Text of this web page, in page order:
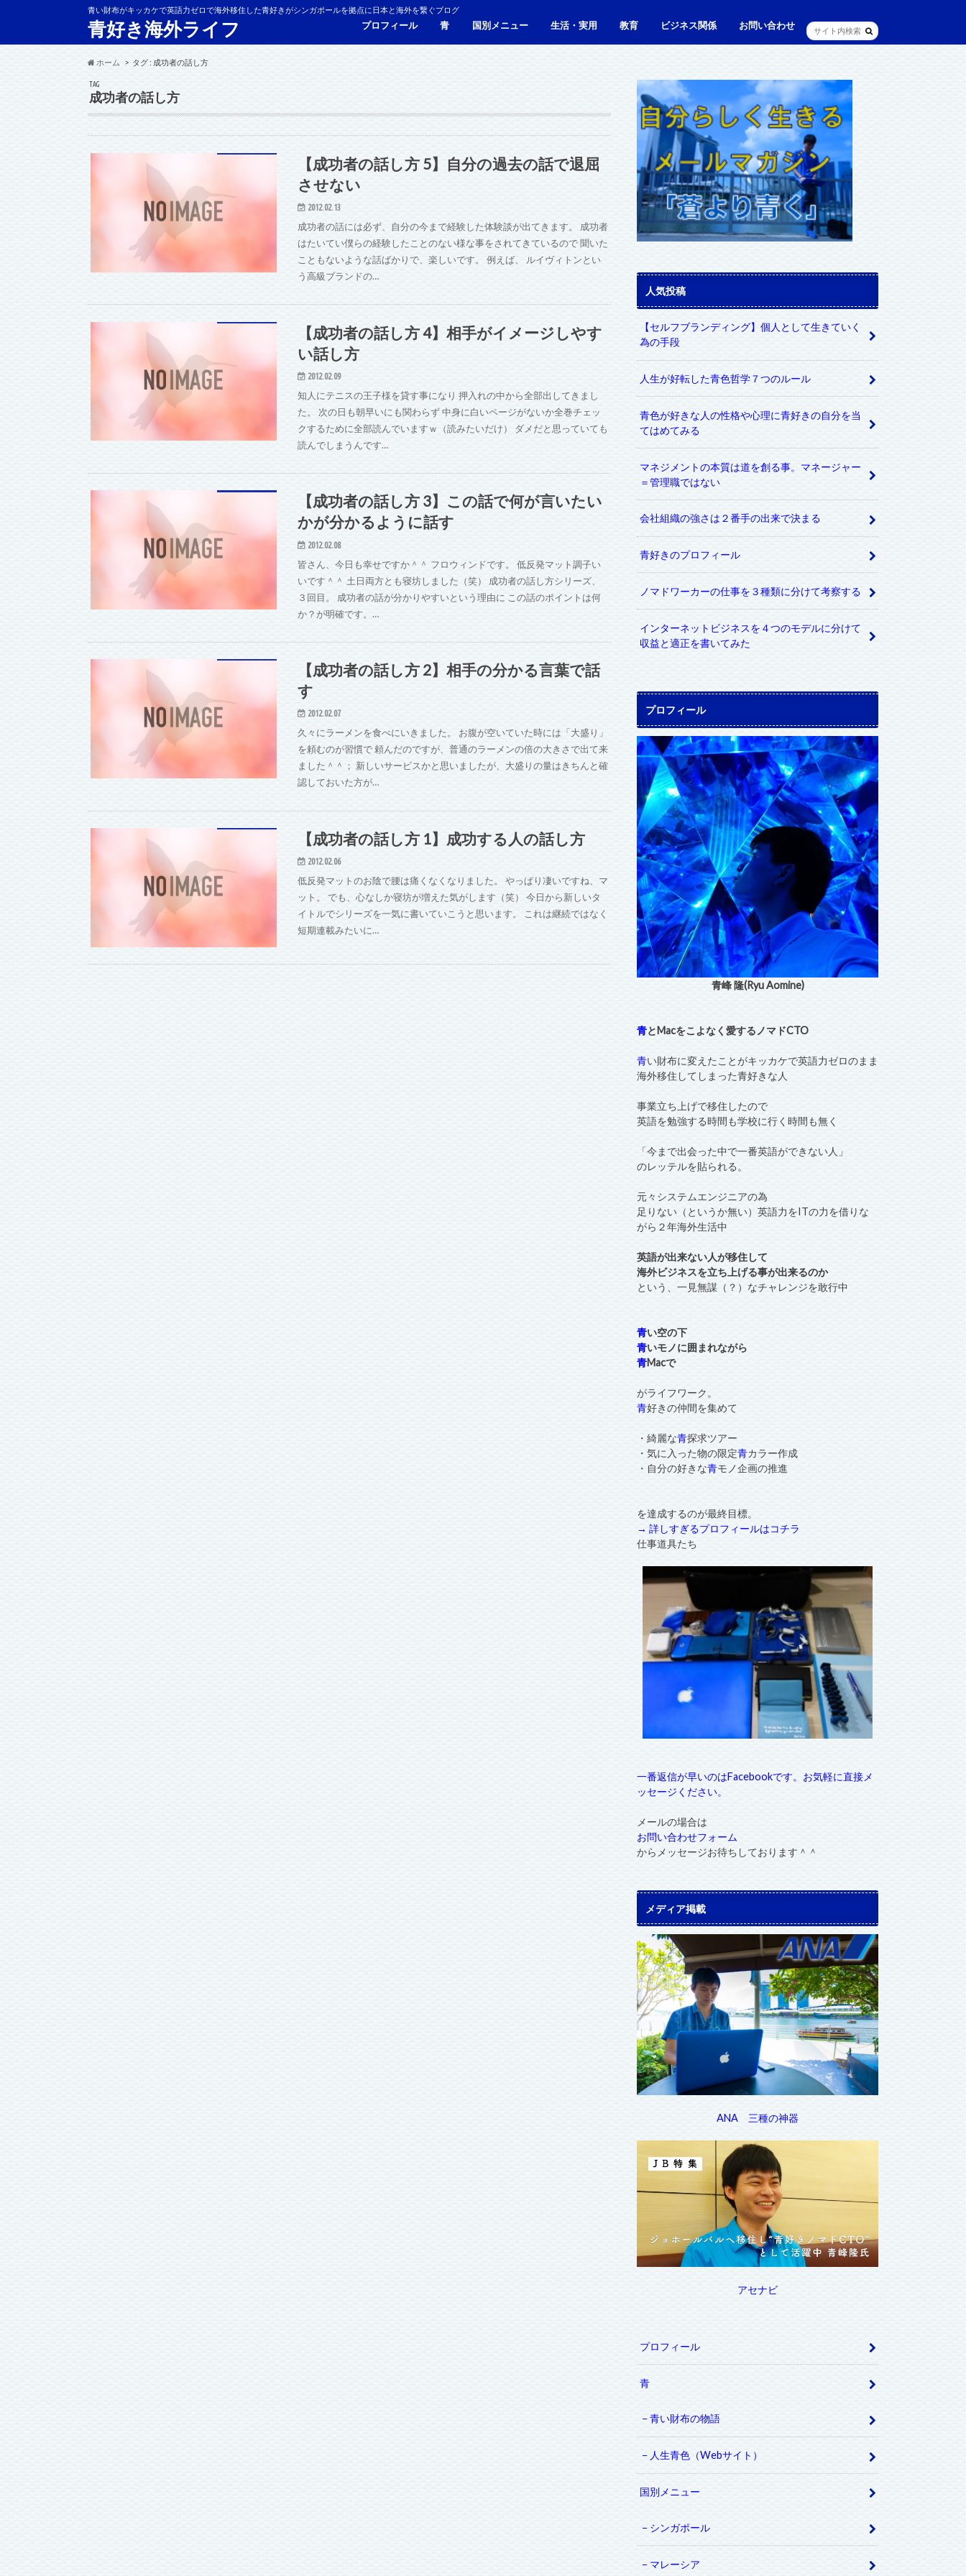
青い財布がキッカケで英語力ゼロで海外移住した青好きがシンガポールを拠点に日本と海外を繋ぐブログ
青好き海外ライフ プロフィール 青 国別メニュー 生活・実用 教育 ビジネス関係 お問い合わせ
ホーム タグ : 成功者の話し方
TAG
成功者の話し方
【成功者の話し方 5】自分の過去の話で退屈
させない
2012.02.13
成功者の話には必ず、自分の今まで経験した体験談が出てきます。 成功者
はたいてい僕らの経験したことのない様な事をされてきているので 聞いた
こともないような話ばかりで、楽しいです。 例えば、 ルイヴィトンとい
う高級ブランドの…
【成功者の話し方 4】相手がイメージしやす
い話し方
2012.02.09
知人にテニスの王子様を貸す事になり 押入れの中から全部出してきまし
た。 次の日も朝早いにも関わらず 中身に白いページがないか全巻チェッ
クするために全部読んでいますｗ（読みたいだけ） ダメだと思っていても
読んでしまうんです…
【成功者の話し方 3】この話で何が言いたい
かが分かるように話す
2012.02.08
皆さん、今日も幸せですか＾＾ フロウィンドです。 低反発マット調子い
いです＾＾ 土日両方とも寝坊しました（笑） 成功者の話し方シリーズ、
３回目。 成功者の話が分かりやすいという理由に この話のポイントは何
か？が明確です。…
【成功者の話し方 2】相手の分かる言葉で話
す
2012.02.07
久々にラーメンを食べにいきました。 お腹が空いていた時には「大盛り」
を頼むのが習慣で 頼んだのですが、普通のラーメンの倍の大きさで出て来
ました＾＾； 新しいサービスかと思いましたが、大盛りの量はきちんと確
認しておいた方が…
【成功者の話し方 1】成功する人の話し方
2012.02.06
低反発マットのお陰で腰は痛くなくなりました。 やっぱり凄いですね、マ
ット。 でも、心なしか寝坊が増えた気がします（笑） 今日から新しいタ
イトルでシリーズを一気に書いていこうと思います。 これは継続ではなく
短期連載みたいに…
人気投稿
【セルフブランディング】個人として生きていく
為の手段
人生が好転した青色哲学７つのルール
青色が好きな人の性格や心理に青好きの自分を当
てはめてみる
マネジメントの本質は道を創る事。マネージャー
＝管理職ではない
会社組織の強さは２番手の出来で決まる
青好きのプロフィール
ノマドワーカーの仕事を３種類に分けて考察する
インターネットビジネスを４つのモデルに分けて
収益と適正を書いてみた
プロフィール
青峰 隆(Ryu Aomine)
青とMacをこよなく愛するノマドCTO
青い財布に変えたことがキッカケで英語力ゼロのまま
海外移住してしまった青好きな人
事業立ち上げで移住したので
英語を勉強する時間も学校に行く時間も無く
「今まで出会った中で一番英語ができない人」
のレッテルを貼られる。
元々システムエンジニアの為
足りない（というか無い）英語力をITの力を借りな
がら２年海外生活中
英語が出来ない人が移住して
海外ビジネスを立ち上げる事が出来るのか
という、一見無謀（？）なチャレンジを敢行中
青い空の下
青いモノに囲まれながら
青Macで
がライフワーク。
青好きの仲間を集めて
・綺麗な青探求ツアー
・気に入った物の限定青カラー作成
・自分の好きな青モノ企画の推進
を達成するのが最終目標。
→ 詳しすぎるプロフィールはコチラ
仕事道具たち
一番返信が早いのはFacebookです。お気軽に直接メ
ッセージください。
メールの場合は
お問い合わせフォーム
からメッセージお待ちしております＾＾
メディア掲載
ANA 三種の神器
アセナビ
プロフィール
青
青い財布の物語
人生青色（Webサイト）
国別メニュー
シンガポール
マレーシア